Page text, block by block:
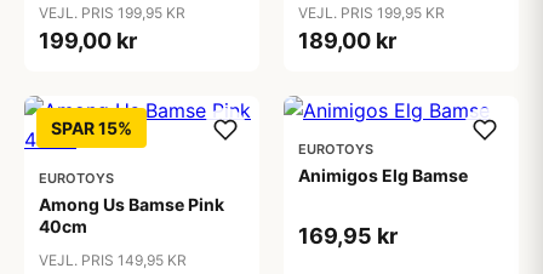
VEJL. PRIS 199,95 KR
199,00 kr
VEJL. PRIS 199,95 KR
189,00 kr
SPAR 15%
EUROTOYS
Among Us Bamse Pink
40cm
VEJL. PRIS 149,95 KR
EUROTOYS
Animigos Elg Bamse
169,95 kr